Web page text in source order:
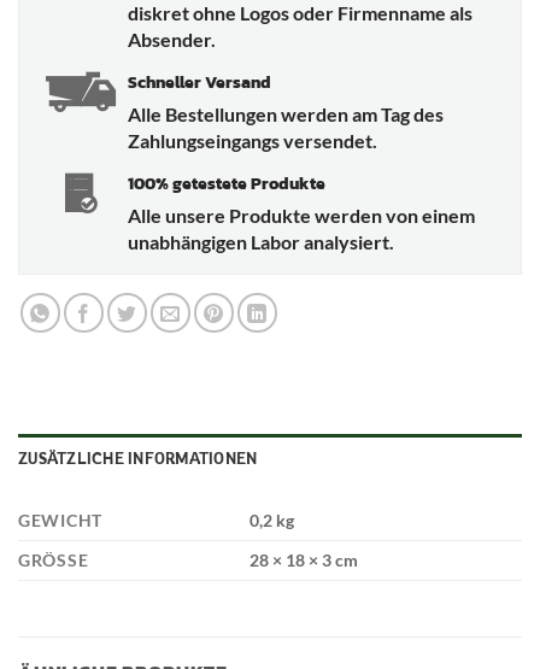
diskret ohne Logos oder Firmenname als
Absender.
Schneller Versand
Alle Bestellungen werden am Tag des
Zahlungseingangs versendet.
100% getestete Produkte
Alle unsere Produkte werden von einem
unabhängigen Labor analysiert.
ZUSÄTZLICHE INFORMATIONEN
GEWICHT
0,2 kg
GRÖSSE
28 × 18 × 3 cm